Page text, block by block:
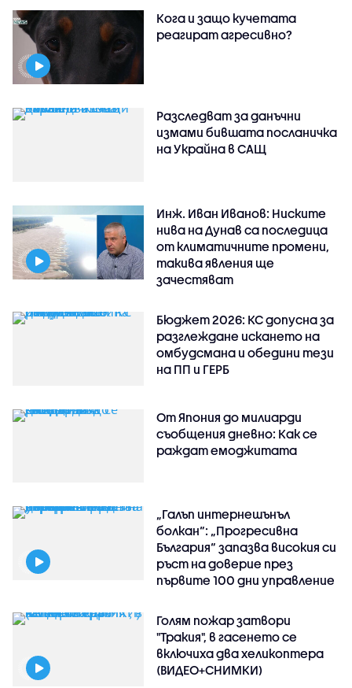
Кога и защо кучетата
реагират агресивно?
Разследват за данъчни
измами бившата посланичка
на Украйна в САЩ
Инж. Иван Иванов: Ниските
нива на Дунав са последица
от климатичните промени,
такива явления ще
зачестяват
Бюджет 2026: КС допусна за
разглеждане искането на
омбудсмана и обедини тези
на ПП и ГЕРБ
От Япония до милиарди
съобщения дневно: Как се
раждат емоджитата
„Галъп интернешънъл
болкан“: „Прогресивна
България“ запазва високия си
ръст на доверие през
първите 100 дни управление
Голям пожар затвори
"Тракия", в гасенето се
включиха два хеликоптера
(ВИДЕО+СНИМКИ)